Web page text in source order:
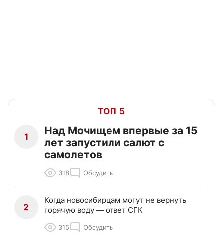
ТОП 5
1
Над Мочищем впервые за 15
лет запустили салют с
самолетов
318 Обсудить
2
Когда новосибирцам могут не вернуть
горячую воду — ответ СГК
315 Обсудить